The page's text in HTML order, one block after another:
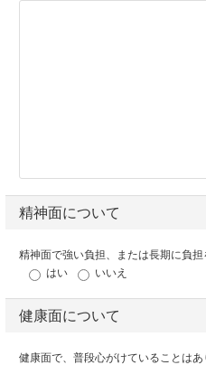
精神面について
精神面で強い負担、または長期に負
はい
いいえ
健康面について
健康面で、普段心がけていることはあ